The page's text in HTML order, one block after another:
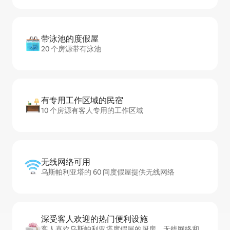
带泳池的度假屋
20 个房源带有泳池
有专用工作区域的民宿
10 个房源有客人专用的工作区域
无线网络可用
乌斯帕利亚塔的 60 间度假屋提供无线网络
深受客人欢迎的热门便利设施